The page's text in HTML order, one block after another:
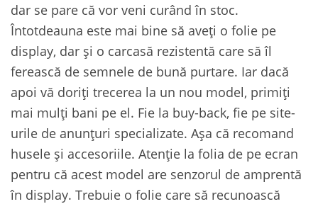
dar se pare că vor veni curând în stoc.
Întotdeauna este mai bine să aveți o folie pe
display, dar și o carcasă rezistentă care să îl
ferească de semnele de bună purtare. Iar dacă
apoi vă doriți trecerea la un nou model, primiți
mai mulți bani pe el. Fie la buy-back, fie pe site-
urile de anunțuri specializate. Așa că recomand
husele și accesoriile. Atenție la folia de pe ecran
pentru că acest model are senzorul de amprentă
în display. Trebuie o folie care să recunoască